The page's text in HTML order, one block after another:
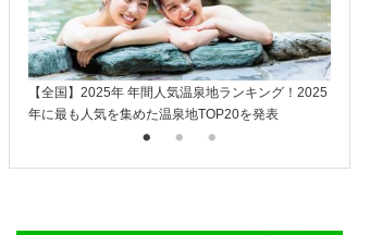
【全国】2025年 年間人気温泉地ランキング！2025
年に最も人気を集めた温泉地TOP20を発表